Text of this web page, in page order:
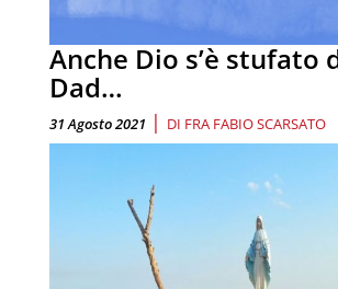
Anche Dio s’è stufato
Dad…
31 Agosto 2021 | DI FRA FABIO SCARSATO